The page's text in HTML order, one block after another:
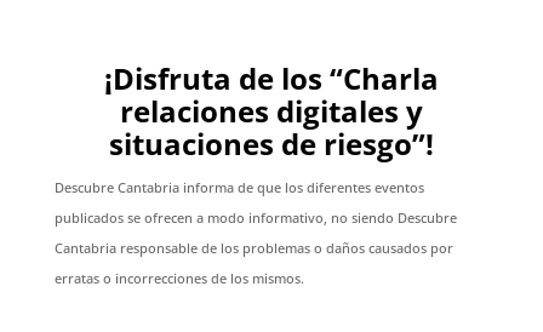
¡Disfruta de los “Charla
relaciones digitales y
situaciones de riesgo”!
Descubre Cantabria informa de que los diferentes eventos
publicados se ofrecen a modo informativo, no siendo Descubre
Cantabria responsable de los problemas o daños causados por
erratas o incorrecciones de los mismos.